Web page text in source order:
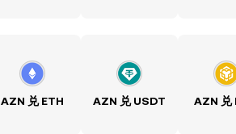
AZN 兑 ETH AZN 兑 USDT AZN 兑